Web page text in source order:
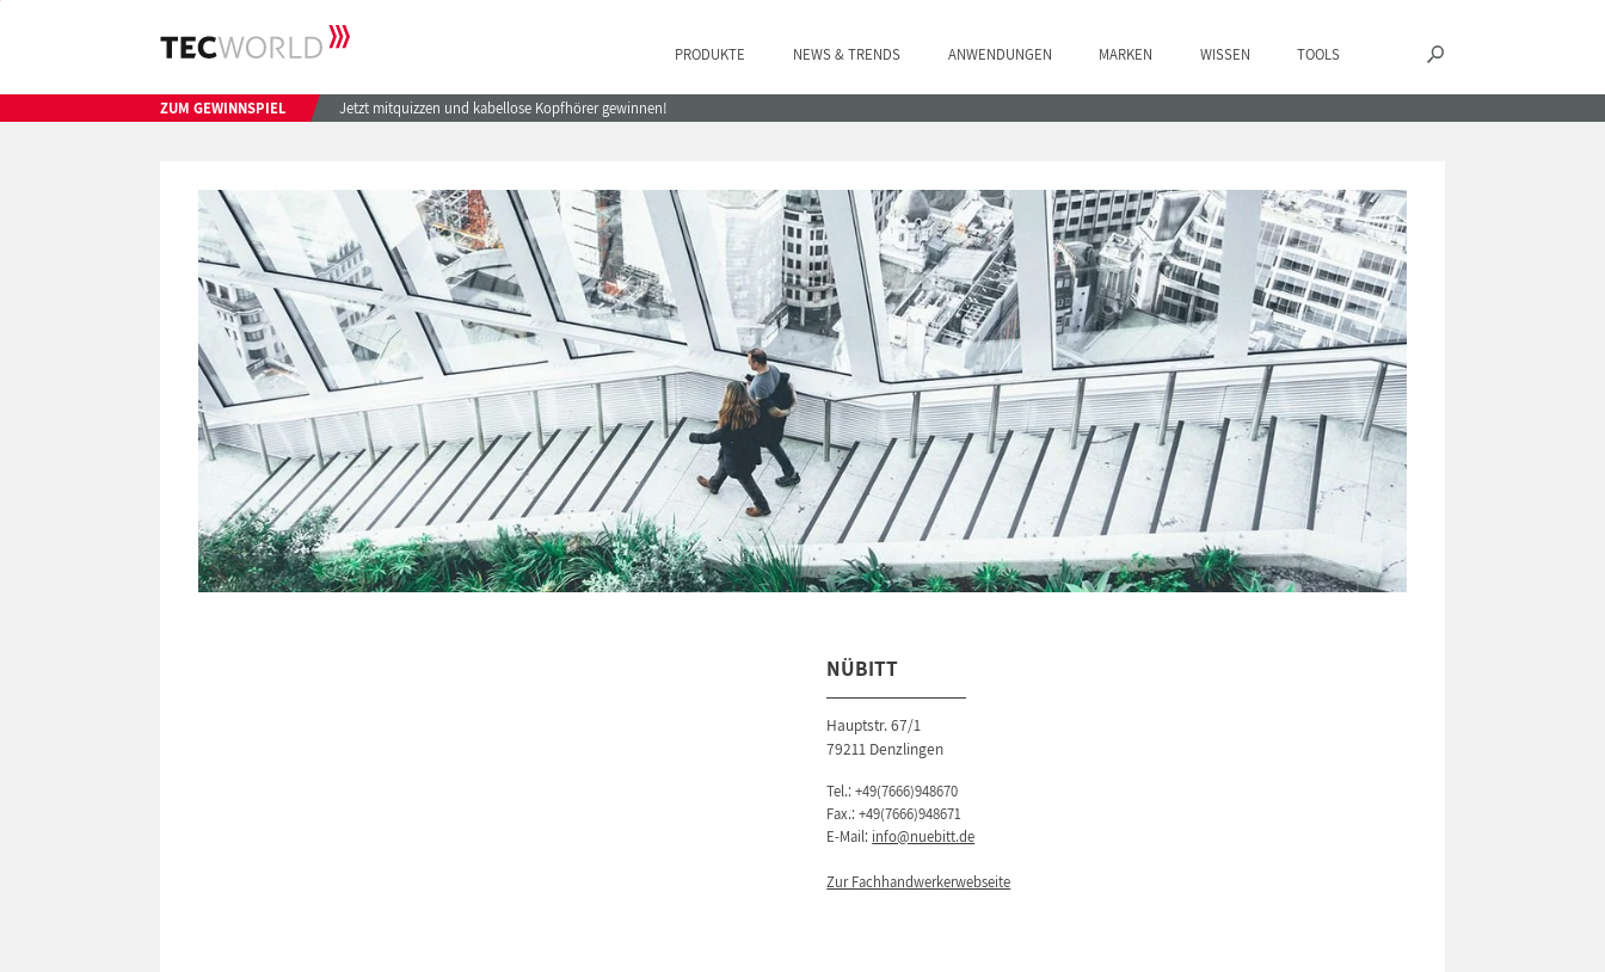
PRODUKTE NEWS & TRENDS ANWENDUNGEN MARKEN WISSEN TOOLS
ZUM GEWINNSPIEL Jetzt mitquizzen und kabellose Kopfhörer gewinnen!
NÜBITT
Hauptstr. 67/1
79211 Denzlingen
Tel.:+49(7666)948670
Fax.: +49(7666)948671
E-Mail: info@nuebitt.de
Zur Fachhandwerkerwebseite